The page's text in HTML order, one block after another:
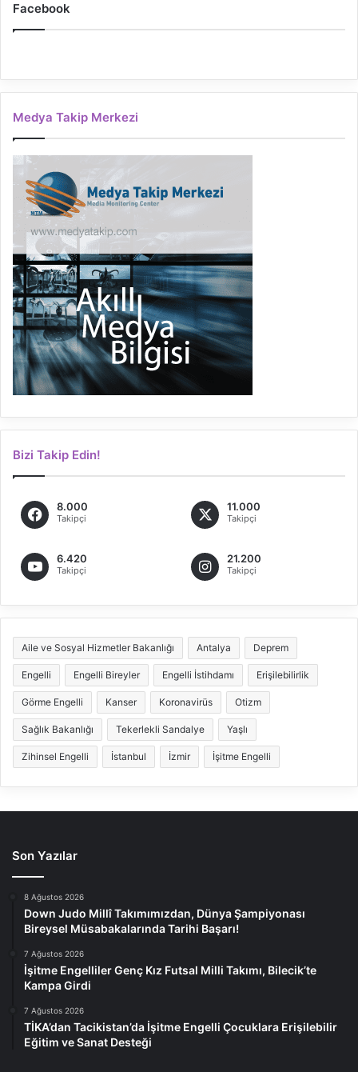
Facebook
Medya Takip Merkezi
Bizi Takip Edin!
8.000
Takipçi
11.000
Takipçi
6.420
Takipçi
21.200
Takipçi
Aile ve Sosyal Hizmetler Bakanlığı Antalya Deprem
Engelli Engelli Bireyler Engelli İstihdamı Erişilebilirlik
Görme Engelli Kanser Koronavirüs Otizm
Sağlık Bakanlığı Tekerlekli Sandalye Yaşlı
Zihinsel Engelli İstanbul İzmir İşitme Engelli
Son Yazılar
8 Ağustos 2026
Down Judo Millî Takımımızdan, Dünya Şampiyonası
Bireysel Müsabakalarında Tarihi Başarı!
7 Ağustos 2026
İşitme Engelliler Genç Kız Futsal Milli Takımı, Bilecik’te
Kampa Girdi
7 Ağustos 2026
TİKA’dan Tacikistan’da İşitme Engelli Çocuklara Erişilebilir
Eğitim ve Sanat Desteği